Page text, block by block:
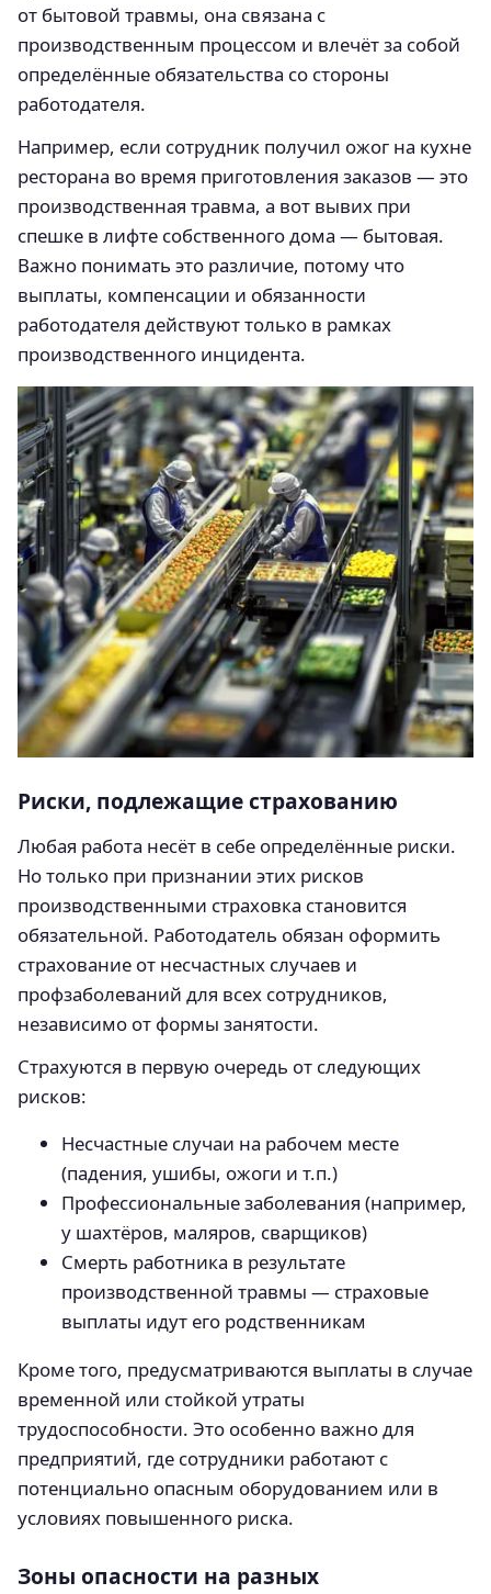
от бытовой травмы, она связана с
производственным процессом и влечёт за собой
определённые обязательства со стороны
работодателя.
Например, если сотрудник получил ожог на кухне
ресторана во время приготовления заказов — это
производственная травма, а вот вывих при
спешке в лифте собственного дома — бытовая.
Важно понимать это различие, потому что
выплаты, компенсации и обязанности
работодателя действуют только в рамках
производственного инцидента.
Риски, подлежащие страхованию
Любая работа несёт в себе определённые риски.
Но только при признании этих рисков
производственными страховка становится
обязательной. Работодатель обязан оформить
страхование от несчастных случаев и
профзаболеваний для всех сотрудников,
независимо от формы занятости.
Страхуются в первую очередь от следующих
рисков:
Несчастные случаи на рабочем месте
(падения, ушибы, ожоги и т.п.)
Профессиональные заболевания (например,
у шахтёров, маляров, сварщиков)
Смерть работника в результате
производственной травмы — страховые
выплаты идут его родственникам
Кроме того, предусматриваются выплаты в случае
временной или стойкой утраты
трудоспособности. Это особенно важно для
предприятий, где сотрудники работают с
потенциально опасным оборудованием или в
условиях повышенного риска.
Зоны опасности на разных